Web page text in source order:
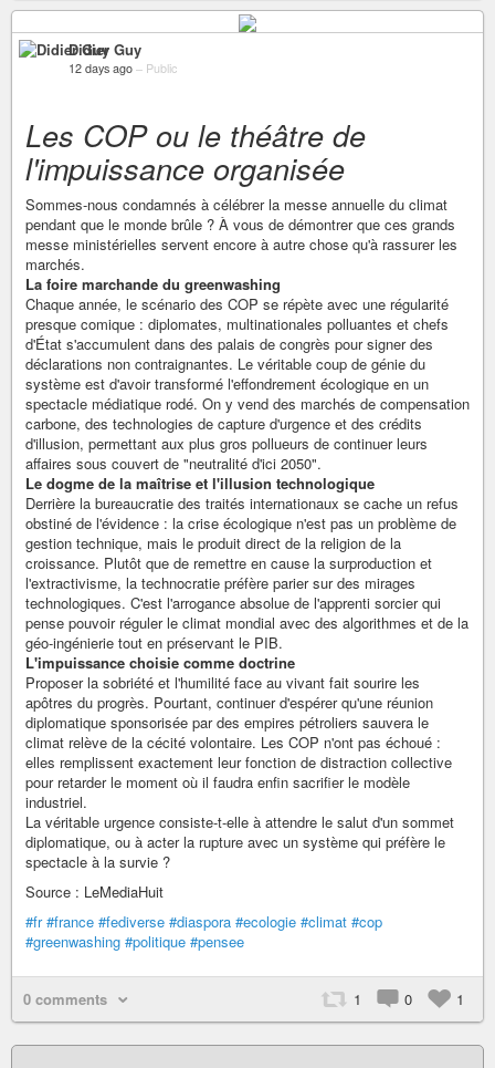
Didier Guy
12 days ago – Public
Les COP ou le théâtre de
l'impuissance organisée
Sommes-nous condamnés à célébrer la messe annuelle du climat
pendant que le monde brûle ? À vous de démontrer que ces grands
messe ministérielles servent encore à autre chose qu'à rassurer les
marchés.
La foire marchande du greenwashing
Chaque année, le scénario des COP se répète avec une régularité
presque comique : diplomates, multinationales polluantes et chefs
d'État s'accumulent dans des palais de congrès pour signer des
déclarations non contraignantes. Le véritable coup de génie du
système est d'avoir transformé l'effondrement écologique en un
spectacle médiatique rodé. On y vend des marchés de compensation
carbone, des technologies de capture d'urgence et des crédits
d'illusion, permettant aux plus gros pollueurs de continuer leurs
affaires sous couvert de "neutralité d'ici 2050".
Le dogme de la maîtrise et l'illusion technologique
Derrière la bureaucratie des traités internationaux se cache un refus
obstiné de l'évidence : la crise écologique n'est pas un problème de
gestion technique, mais le produit direct de la religion de la
croissance. Plutôt que de remettre en cause la surproduction et
l'extractivisme, la technocratie préfère parier sur des mirages
technologiques. C'est l'arrogance absolue de l'apprenti sorcier qui
pense pouvoir réguler le climat mondial avec des algorithmes et de la
géo-ingénierie tout en préservant le PIB.
L'impuissance choisie comme doctrine
Proposer la sobriété et l'humilité face au vivant fait sourire les
apôtres du progrès. Pourtant, continuer d'espérer qu'une réunion
diplomatique sponsorisée par des empires pétroliers sauvera le
climat relève de la cécité volontaire. Les COP n'ont pas échoué :
elles remplissent exactement leur fonction de distraction collective
pour retarder le moment où il faudra enfin sacrifier le modèle
industriel.
La véritable urgence consiste-t-elle à attendre le salut d'un sommet
diplomatique, ou à acter la rupture avec un système qui préfère le
spectacle à la survie ?
Source : LeMediaHuit
#fr #france #fediverse #diaspora #ecologie #climat #cop
#greenwashing #politique #pensee
0 comments 1 0 1